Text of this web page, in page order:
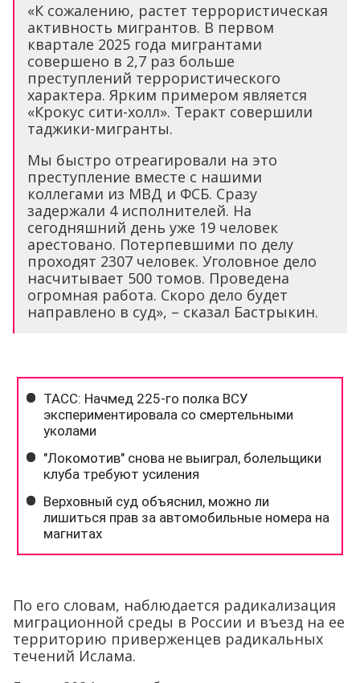
«К сожалению, растет террористическая
активность мигрантов. В первом
квартале 2025 года мигрантами
совершено в 2,7 раз больше
преступлений террористического
характера. Ярким примером является
«Крокус сити-холл». Теракт совершили
таджики-мигранты.
Мы быстро отреагировали на это
преступление вместе с нашими
коллегами из МВД и ФСБ. Сразу
задержали 4 исполнителей. На
сегодняшний день уже 19 человек
арестовано. Потерпевшими по делу
проходят 2307 человек. Уголовное дело
насчитывает 500 томов. Проведена
огромная работа. Скоро дело будет
направлено в суд», – сказал Бастрыкин.
По его словам, наблюдается радикализация
миграционной среды в России и въезд на ее
территорию приверженцев радикальных
течений Ислама.